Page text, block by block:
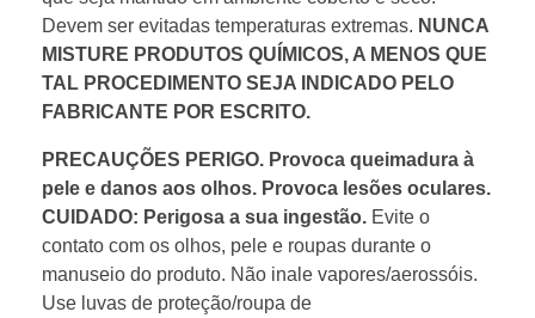
Devem ser evitadas temperaturas extremas. NUNCA
MISTURE PRODUTOS QUÍMICOS, A MENOS QUE
TAL PROCEDIMENTO SEJA INDICADO PELO
FABRICANTE POR ESCRITO.
PRECAUÇÕES PERIGO. Provoca queimadura à
pele e danos aos olhos. Provoca lesões oculares.
CUIDADO: Perigosa a sua ingestão. Evite o
contato com os olhos, pele e roupas durante o
manuseio do produto. Não inale vapores/aerossóis.
Use luvas de proteção/roupa de